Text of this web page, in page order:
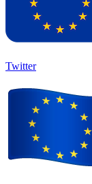
Twitter